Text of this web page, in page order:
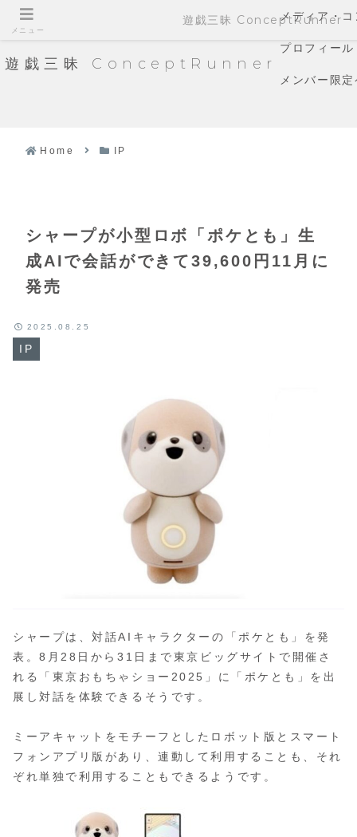
遊戯三昧 ConceptRunner
メディア・
プロフィール
メンバー限
Home IP
シャープが小型ロボ「ポケとも」生
成AIで会話ができて39,600円11月に
発売
IP
2025.08.25
シャープは、対話AIキャラクターの「ポケとも」を発
表。8月28日から31日まで東京ビッグサイトで開催さ
れる「東京おもちゃショー2025」に「ポケとも」を出
展し対話を体験できるそうです。
ミーアキャットをモチーフとしたロボット版とスマート
フォンアプ リ版があり、連動して利用することも、それ
ぞれ単独で利用すること もできるようです。
メニュー
遊戯三昧 ConceptRunner